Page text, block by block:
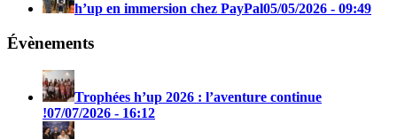
h’up en immersion chez PayPal05/05/2026 - 09:49
Évènements
Trophées h’up 2026 : l’aventure continue
!07/07/2026 - 16:12